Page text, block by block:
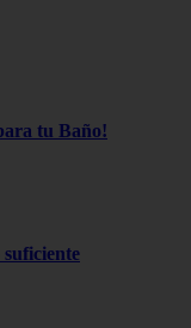
tu Baño!
suficiente